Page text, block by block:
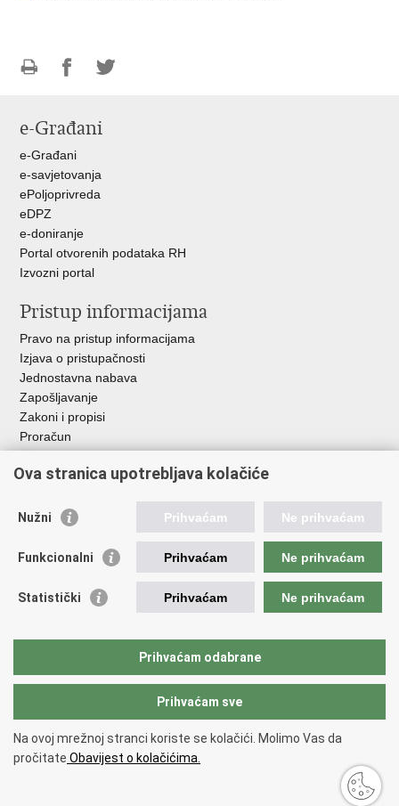
FacebookuTwitteru
e-Građani
e-Građani
e-savjetovanja
ePoljoprivreda
eDPZ
e-doniranje
Portal otvorenih podataka RH
Izvozni portal
Pristup informacijama
Pravo na pristup informacijama
Izjava o pristupačnosti
Jednostavna nabava
Zapošljavanje
Zakoni i propisi
Proračun
RH
Važne poveznice
Hrvatska agencija za poljoprivredu i hranu
Agencija za plaćanja u poljoprivredi, ribarstvu i ruralnom
razvoju
Hrvatske šume
Pučka pravobraniteljica
Copyright © 2026 Ministarstvo poljoprivrede, šumarstva i ribarstva.
korištenja.
Ova stranica upotrebljava kolačiće
Nužni Prihvaćam Ne prihvaćam
Funkcionalni Prihvaćam Ne prihvaćam
Statistički Prihvaćam Ne prihvaćam
Prihvaćam odabrane
Prihvaćam sve
Na ovoj mrežnoj stranci koriste se kolačići. Molimo Vas da
pročitate Obavijest o kolačićima.